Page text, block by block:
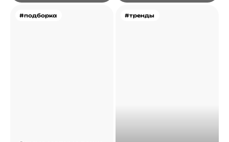
#подборка #тренды